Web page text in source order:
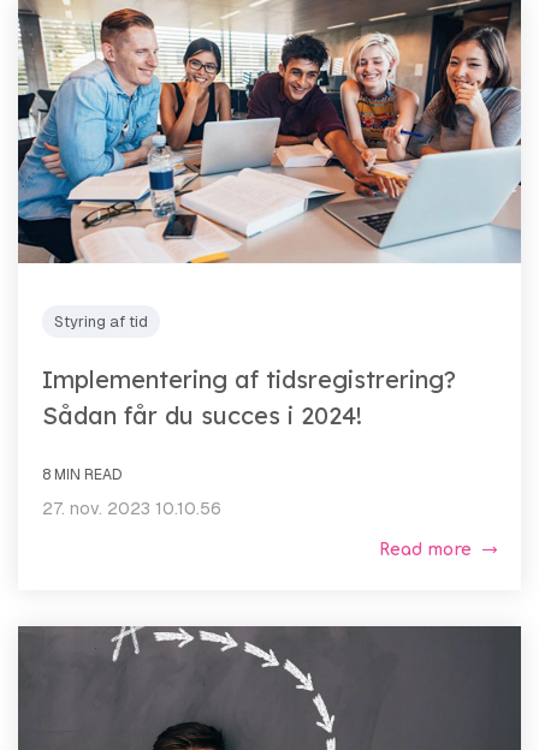
Styring af tid
Implementering af tidsregistrering?
Sådan får du succes i 2024!
8 MIN READ
27. nov. 2023 10.10.56
Read more